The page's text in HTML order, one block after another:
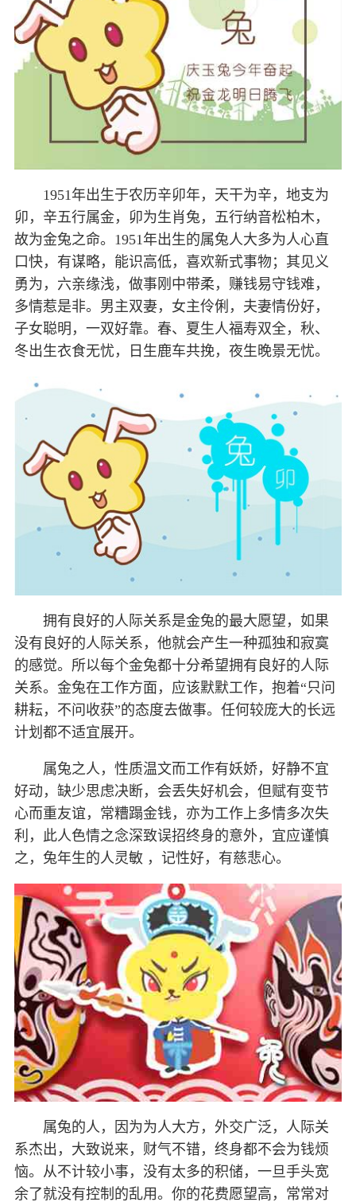
1951年出生于农历辛卯年，天干为辛，地支为
卯，辛五行属金，卯为生肖兔，五行纳音松柏木，
故为金兔之命。1951年出生的属兔人大多为人心直
口快，有谋略，能识高低，喜欢新式事物；其见义
勇为，六亲缘浅，做事刚中带柔，赚钱易守钱难，
多情惹是非。男主双妻，女主伶俐，夫妻情份好，
子女聪明，一双好靠。春、夏生人福寿双全，秋、
冬出生衣食无忧，日生鹿车共挽，夜生晚景无忧。
拥有良好的人际关系是金兔的最大愿望，如果
没有良好的人际关系，他就会产生一种孤独和寂寞
的感觉。所以每个金兔都十分希望拥有良好的人际
关系。金兔在工作方面，应该默默工作，抱着“只问
耕耘，不问收获”的态度去做事。任何较庞大的长远
计划都不适宜展开。
属兔之人，性质温文而工作有妖娇，好静不宜
好动，缺少思虑决断，会丢失好机会，但赋有变节
心而重友谊，常糟蹋金钱，亦为工作上多情多次失
利，此人色情之念深致误招终身的意外，宜应谨慎
之，兔年生的人灵敏 ，记性好，有慈悲心。
属兔的人，因为为人大方，外交广泛，人际关
系杰出，大致说来，财气不错，终身都不会为钱烦
恼。从不计较小事，没有太多的积储，一旦手头宽
余了就没有控制的乱用。你的花费愿望高，常常对